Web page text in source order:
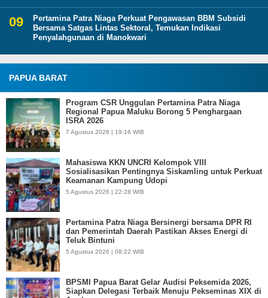
Pertamina Patra Niaga Perkuat Pengawasan BBM Subsidi
Bersama Satgas Lintas Sektoral, Temukan Indikasi
Penyalahgunaan di Manokwari
PAPUA BARAT
Program CSR Unggulan Pertamina Patra Niaga
Regional Papua Maluku Borong 5 Penghargaan
ISRA 2026
7 Agustus 2026 | 19:16 WIB
Mahasiswa KKN UNCRI Kelompok VIII
Sosialisasikan Pentingnya Siskamling untuk Perkuat
Keamanan Kampung Udopi
5 Agustus 2026 | 22:28 WIB
Pertamina Patra Niaga Bersinergi bersama DPR RI
dan Pemerintah Daerah Pastikan Akses Energi di
Teluk Bintuni
5 Agustus 2026 | 08:22 WIB
BPSMI Papua Barat Gelar Audisi Peksemida 2026,
Siapkan Delegasi Terbaik Menuju Pekseminas XIX di